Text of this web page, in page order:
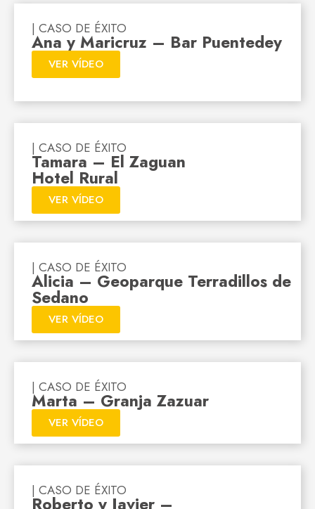
| CASO DE ÉXITO
Ana y Maricruz – Bar Puentedey
VER VÍDEO
| CASO DE ÉXITO
Tamara – El Zaguan
Hotel Rural
VER VÍDEO
| CASO DE ÉXITO
Alicia – Geoparque Terradillos de
Sedano
VER VÍDEO
| CASO DE ÉXITO
Marta – Granja Zazuar
VER VÍDEO
| CASO DE ÉXITO